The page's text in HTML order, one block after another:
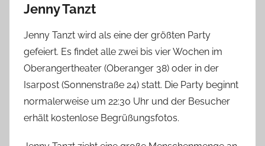
Jenny Tanzt
Jenny Tanzt wird als eine der größten Party
gefeiert. Es findet alle zwei bis vier Wochen im
Oberangertheater (Oberanger 38) oder in der
Isarpost (Sonnenstraße 24) statt. Die Party beginnt
normalerweise um 22:30 Uhr und der Besucher
erhält kostenlose Begrüßungsfotos.